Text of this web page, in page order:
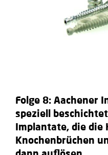
Folge 8: Aachener
speziell
Implantate, die die
Knochenbrüchen